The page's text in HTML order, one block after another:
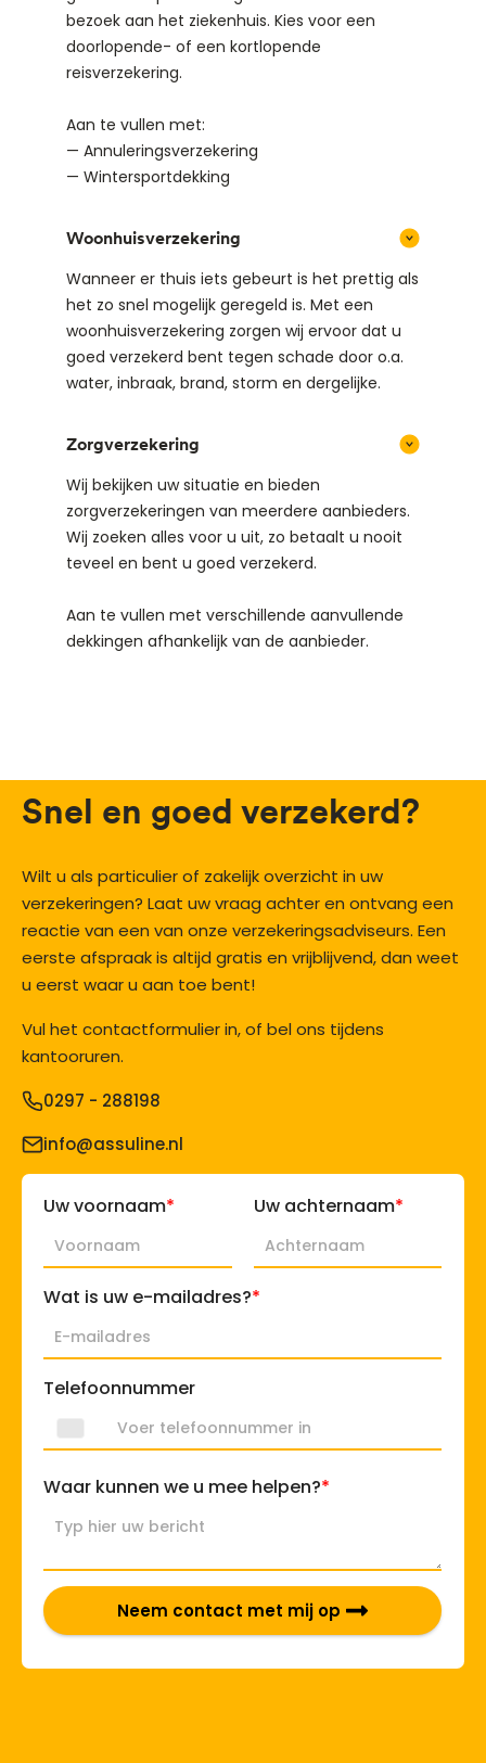
bezoek aan het ziekenhuis. Kies voor een
doorlopende- of een kortlopende
reisverzekering.
Aan te vullen met:
— Annuleringsverzekering
— Wintersportdekking
Woonhuisverzekering
Wanneer er thuis iets gebeurt is het prettig als
het zo snel mogelijk geregeld is. Met een
woonhuisverzekering zorgen wij ervoor dat u
goed verzekerd bent tegen schade door o.a.
water, inbraak, brand, storm en dergelijke.
Zorgverzekering
Wij bekijken uw situatie en bieden
zorgverzekeringen van meerdere aanbieders.
Wij zoeken alles voor u uit, zo betaalt u nooit
teveel en bent u goed verzekerd.
Aan te vullen met verschillende aanvullende
dekkingen afhankelijk van de aanbieder.
Snel en goed verzekerd?
Wilt u als particulier of zakelijk overzicht in uw
verzekeringen? Laat uw vraag achter en ontvang een
reactie van een van onze verzekeringsadviseurs. Een
eerste afspraak is altijd gratis en vrijblijvend, dan weet
u eerst waar u aan toe bent!
Vul het contactformulier in, of bel ons tijdens
kantooruren.
0297 - 288198
info@assuline.nl
Uw voornaam* Uw achternaam*
Wat is uw e-mailadres?*
Telefoonnummer
Waar kunnen we u mee helpen?*
Neem contact met mij op